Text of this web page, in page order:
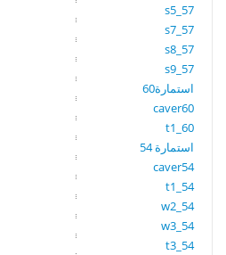
s5_57
s7_57
s8_57
s9_57
استمارة60
caver60
t1_60
استمارة 54
caver54
t1_54
w2_54
w3_54
t3_54